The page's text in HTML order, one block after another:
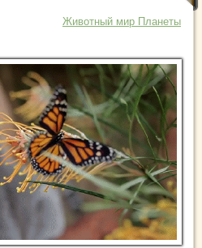
Животный мир Планеты